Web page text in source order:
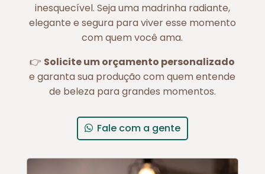
inesquecível. Seja uma madrinha radiante,
elegante e segura para viver esse momento
com quem você ama.
👉 Solicite um orçamento personalizado
e garanta sua produção com quem entende
de beleza para grandes momentos.
Fale com a gente